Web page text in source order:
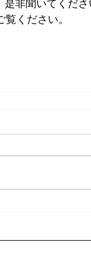
是非聞いてくだ
ください。